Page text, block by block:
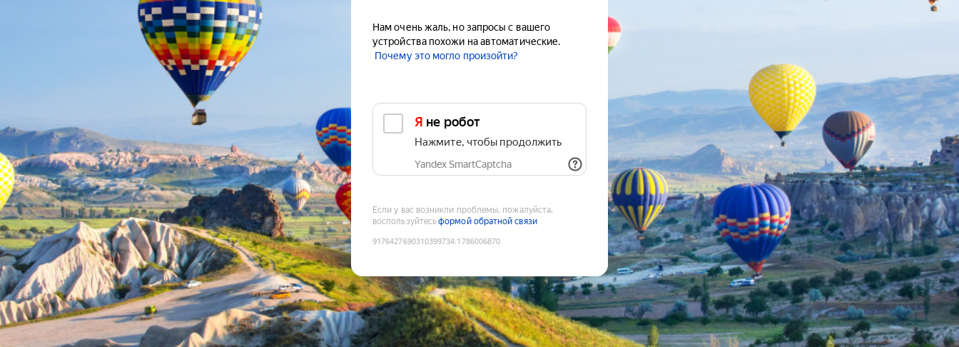
Нам очень жаль, но запросы с вашего
устройства похожи на автоматические.
Почему это могло произойти?
Я не робот
Нажмите, чтобы продолжить
Yandex SmartCaptcha
Если у вас возникли проблемы, пожалуйста,
воспользуйтесьформой обратной связи
9176427690310399734:1786006870